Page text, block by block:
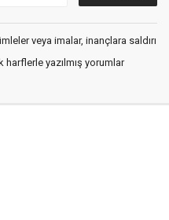
veya imalar, inançlara saldırı
harflerle yazılmış yorumlar